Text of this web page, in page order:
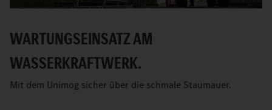
WARTUNGSEINSATZ AM
WASSERKRAFTWERK.
Mit dem Unimog sicher über die schmale Staumauer.